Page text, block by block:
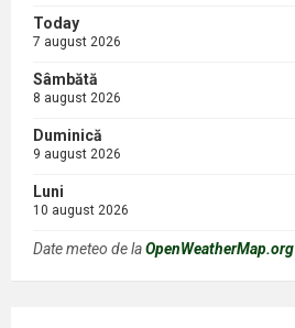
Today
7 august 2026
Sâmbătă
8 august 2026
Duminică
9 august 2026
Luni
10 august 2026
Date meteo de laOpenWeatherMap.org